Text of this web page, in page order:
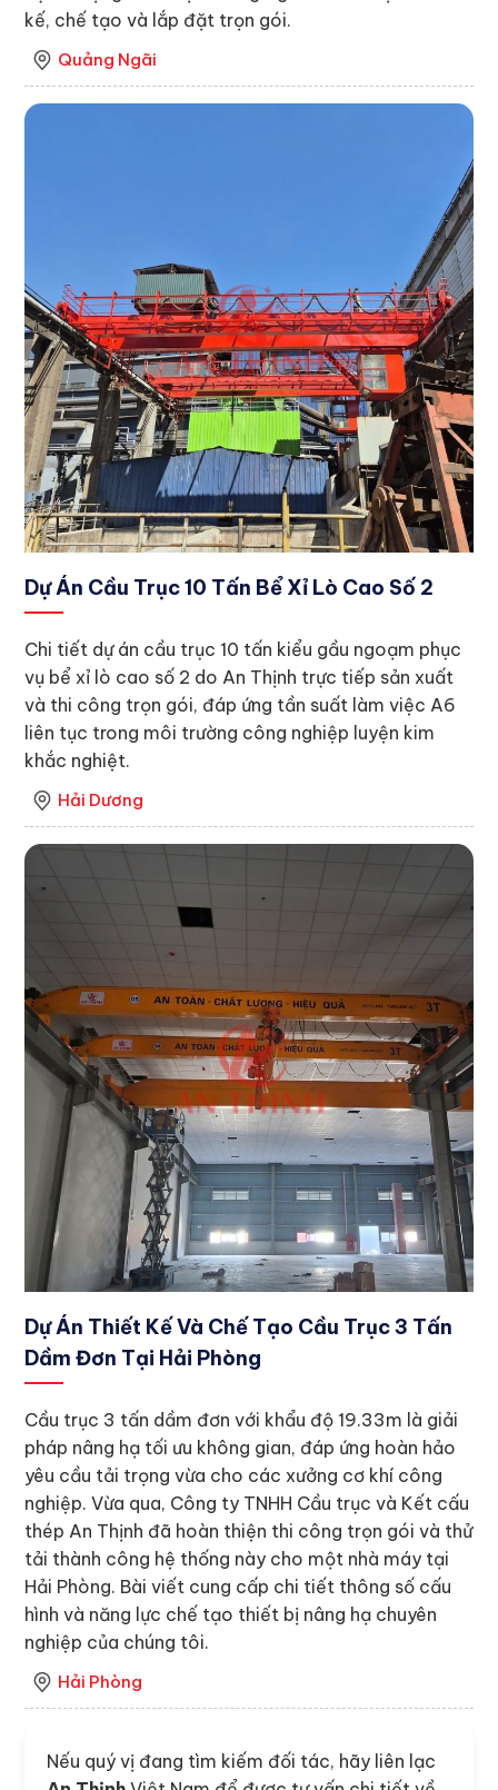
kế, chế tạo và lắp đặt trọn gói.
Quảng Ngãi
Dự Án Cầu Trục 10 Tấn Bể Xỉ Lò Cao Số 2
Chi tiết dự án cầu trục 10 tấn kiểu gầu ngoạm phục
vụ bể xỉ lò cao số 2 do An Thịnh trực tiếp sản xuất
và thi công trọn gói, đáp ứng tần suất làm việc A6
liên tục trong môi trường công nghiệp luyện kim
khắc nghiệt.
Hải Dương
Dự Án Thiết Kế Và Chế Tạo Cầu Trục 3 Tấn
Dầm Đơn Tại Hải Phòng
Cầu trục 3 tấn dầm đơn với khẩu độ 19.33m là giải
pháp nâng hạ tối ưu không gian, đáp ứng hoàn hảo
yêu cầu tải trọng vừa cho các xưởng cơ khí công
nghiệp. Vừa qua, Công ty TNHH Cầu trục và Kết cấu
thép An Thịnh đã hoàn thiện thi công trọn gói và thử
tải thành công hệ thống này cho một nhà máy tại
Hải Phòng. Bài viết cung cấp chi tiết thông số cấu
hình và năng lực chế tạo thiết bị nâng hạ chuyên
nghiệp của chúng tôi.
Hải Phòng
Nếu quý vị đang tìm kiếm đối tác, hãy liên lạc